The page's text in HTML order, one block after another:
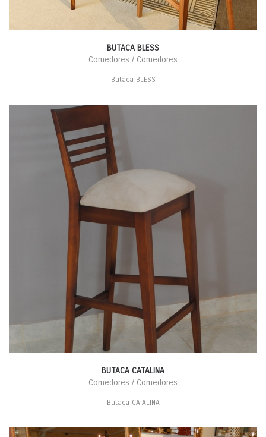
BUTACA BLESS
Comedores / Comedores
Butaca BLESS
BUTACA CATALINA
Comedores / Comedores
Butaca CATALINA